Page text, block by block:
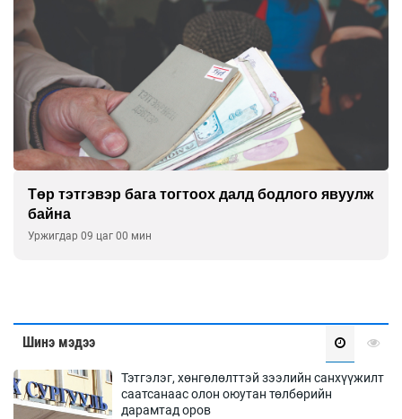
Төр тэтгэвэр бага тогтоох далд бодлого явуулж
байна
Уржигдар 09 цаг 00 мин
Шинэ мэдээ
Тэтгэлэг, хөнгөлөлттэй зээлийн санхүүжилт
саатсанаас олон оюутан төлбөрийн
дарамтад оров